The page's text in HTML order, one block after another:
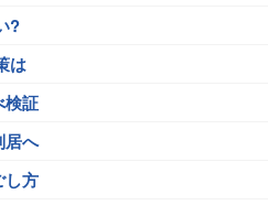
?
は
検証
へ
し方